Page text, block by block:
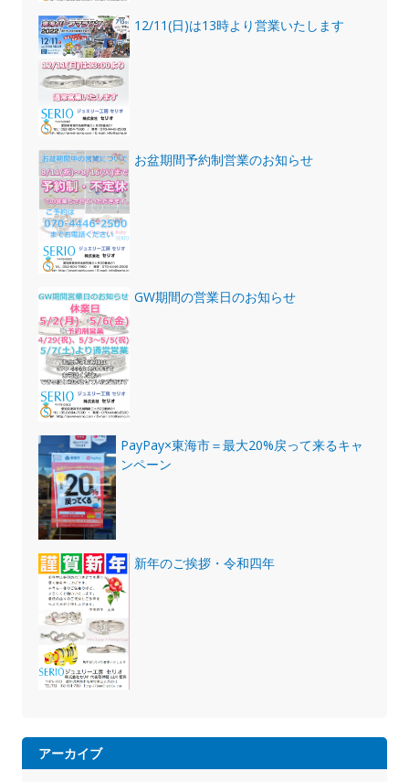
12/11(日)は13時より営業いたします
お盆期間予約制営業のお知らせ
GW期間の営業日のお知らせ
PayPay×東海市＝最大20%戻って来るキャ
ンペーン
新年のご挨拶・令和四年
アーカイブ